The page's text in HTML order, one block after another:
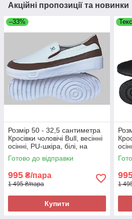
Акційні пропозиції та новинки
–33%
Розмір 50 - 32,5 сантиметра
Кросівки чоловічі Bull, весінні
осінні, PU-шкіра, білі, на
підошві з піни, легкі і зручні
Готово до відправки
995 ₴/пара
1 495 ₴/пара
Купити
на
1